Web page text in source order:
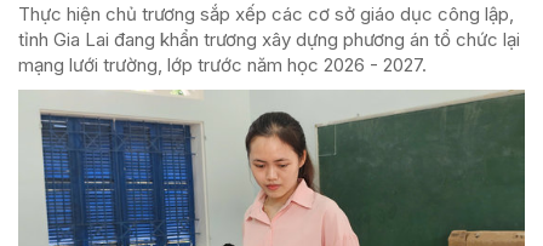
Thực hiện chủ trương sắp xếp các cơ sở giáo dục công lập,
tỉnh Gia Lai đang khẩn trương xây dựng phương án tổ chức lại
mạng lưới trường, lớp trước năm học 2026 - 2027.